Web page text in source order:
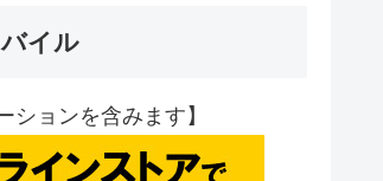
イル
ションを含みます】